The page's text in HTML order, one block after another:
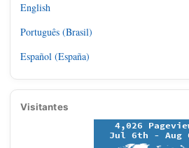
English
Português (Brasil)
Español (España)
Visitantes